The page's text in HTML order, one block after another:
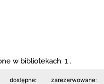
w bibliotekach: 1 .
dostępne: zarezerwowane: